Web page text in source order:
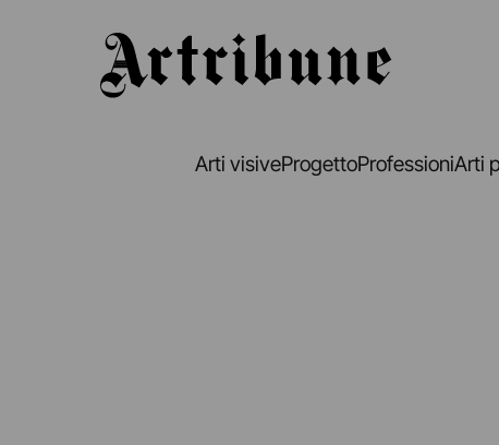
Arti visiveProgettoProfessioniArti